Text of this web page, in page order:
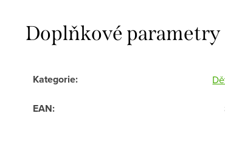
Doplňkové parametry
Kategorie:
EAN: